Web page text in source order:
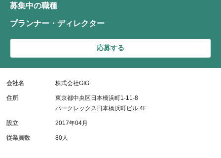
募集中の職種
プランナー・ディレクター
応募する
会社名 株式会社GIG
住所
東京都中央区日本橋浜町1-11-8
パークレックス日本橋浜町ビル 4F
設立 2017年04月
従業員数 80人